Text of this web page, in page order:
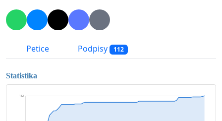
Petice Podpisy 112
Statistika
112